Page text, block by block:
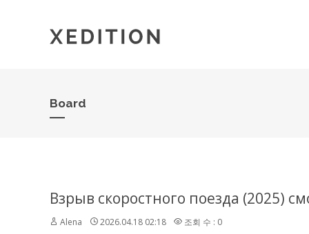
Board
Взрыв скоростного поезда (2025)
Alena 2026.04.18 02:18 조회 수 : 0